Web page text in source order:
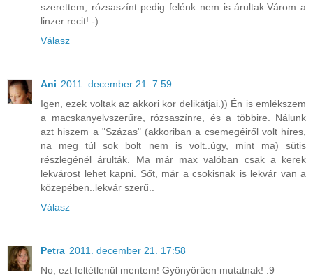
szerettem, rózsaszínt pedig felénk nem is árultak.Várom a
linzer recit!:-)
Válasz
Ani 2011. december 21. 7:59
Igen, ezek voltak az akkori kor delikátjai.)) Én is emlékszem
a macskanyelvszerűre, rózsaszínre, és a többire. Nálunk
azt hiszem a "Százas" (akkoriban a csemegéiről volt híres,
na meg túl sok bolt nem is volt..úgy, mint ma) sütis
részlegénél árulták. Ma már max valóban csak a kerek
lekvárost lehet kapni. Sőt, már a csokisnak is lekvár van a
közepében..lekvár szerű..
Válasz
Petra 2011. december 21. 17:58
No, ezt feltétlenül mentem! Gyönyörűen mutatnak! :9